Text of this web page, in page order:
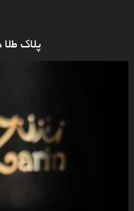
پلاک